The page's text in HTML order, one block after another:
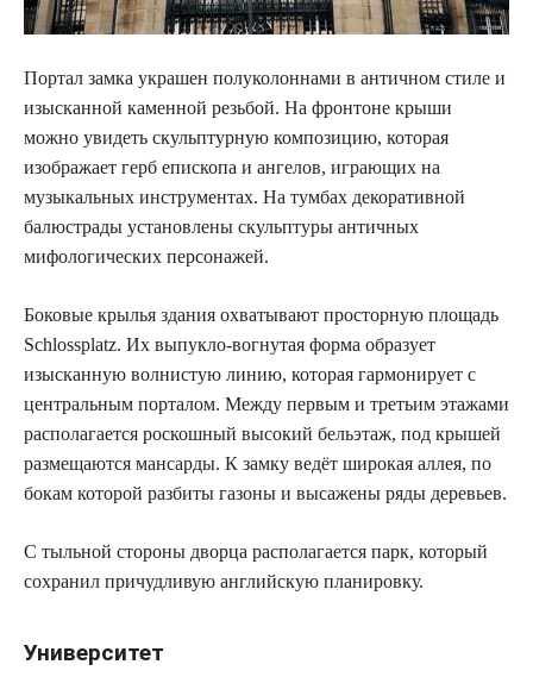
Портал замка украшен полуколоннами в античном стиле и
изысканной каменной резьбой. На фронтоне крыши
можно увидеть скульптурную композицию, которая
изображает герб епископа и ангелов, играющих на
музыкальных инструментах. На тумбах декоративной
балюстрады установлены скульптуры античных
мифологических персонажей.
Боковые крылья здания охватывают просторную площадь
Schlossplatz. Их выпукло-вогнутая форма образует
изысканную волнистую линию, которая гармонирует с
центральным порталом. Между первым и третьим этажами
располагается роскошный высокий бельэтаж, под крышей
размещаются мансарды. К замку ведёт широкая аллея, по
бокам которой разбиты газоны и высажены ряды деревьев.
С тыльной стороны дворца располагается парк, который
сохранил причудливую английскую планировку.
Университет